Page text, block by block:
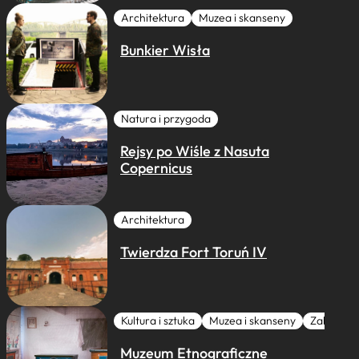
Architektura Muzea i skanseny
Bunkier Wisła
Natura i przygoda
Rejsy po Wiśle z Nasuta
Copernicus
Architektura
Twierdza Fort Toruń IV
Kultura i sztuka Muzea i skanseny Zabytki I
Muzeum Etnograficzne